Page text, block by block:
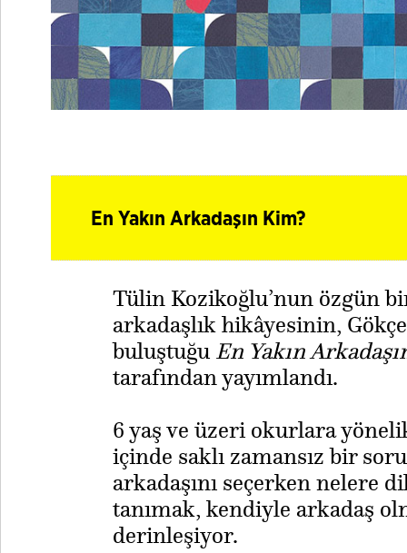
En Yakın Arkadaşın Kim?
Tülin Kozikoğlu’nun özgün bir
arkadaşlık hikâyesinin,
buluştuğu En Yakın
tarafından yayımlandı.
6 yaş ve üzeri okurlara
içinde saklı zamansız bir
arkadaşını seçerken nelere
tanımak, kendiyle arkadaş
derinleşiyor.